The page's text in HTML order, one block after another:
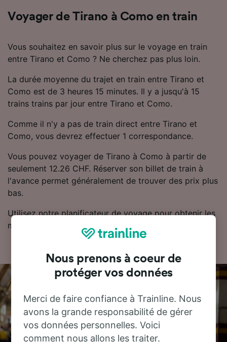
Voyager de Tirano à Como en train
Vous souhaitez en savoir plus sur le voyage en train
entre Tirano et Como ? Ne cherchez pas plus loin.
La durée moyenne du trajet en train entre Tirano et
Como est de 3 heures 15 minutes. Il y a jusqu'à 15
trains trains par jour entre Tirano et Como.
Comme il n'y a pas de train direct entre Tirano et
Como, vous devrez effectuer 1 correspondance.
Vous pouvez voyager de Tirano à Como à partir de
seulement 12.26 CHF. Réserver son billet de train à
l'avance permet généralement de trouver des prix plus
bas.
Utilisez notre planificateur de voyage pour obtenir les
meilleurs prix sur vos billets.
Nous prenons à coeur de
protéger vos données
Merci de faire confiance à Trainline. Nous
avons la grande responsabilité de gérer
vos données personnelles. Voici
comment nous allons les traiter.